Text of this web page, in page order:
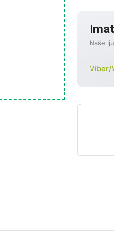
Naše
Viber/